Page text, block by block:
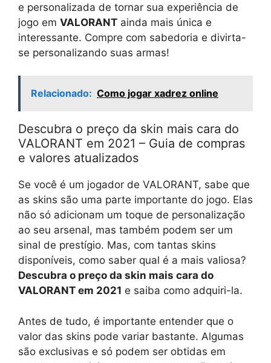
e personalizada de tornar sua experiência de
jogo em VALORANT ainda mais única e
interessante. Compre com sabedoria e divirta-
se personalizando suas armas!
Relacionado: Como jogar xadrez online
Descubra o preço da skin mais cara do
VALORANT em 2021 – Guia de compras
e valores atualizados
Se você é um jogador de VALORANT, sabe que
as skins são uma parte importante do jogo. Elas
não só adicionam um toque de personalização
ao seu arsenal, mas também podem ser um
sinal de prestígio. Mas, com tantas skins
disponíveis, como saber qual é a mais valiosa?
Descubra o preço da skin mais cara do
VALORANT em 2021 e saiba como adquiri-la.
Antes de tudo, é importante entender que o
valor das skins pode variar bastante. Algumas
são exclusivas e só podem ser obtidas em